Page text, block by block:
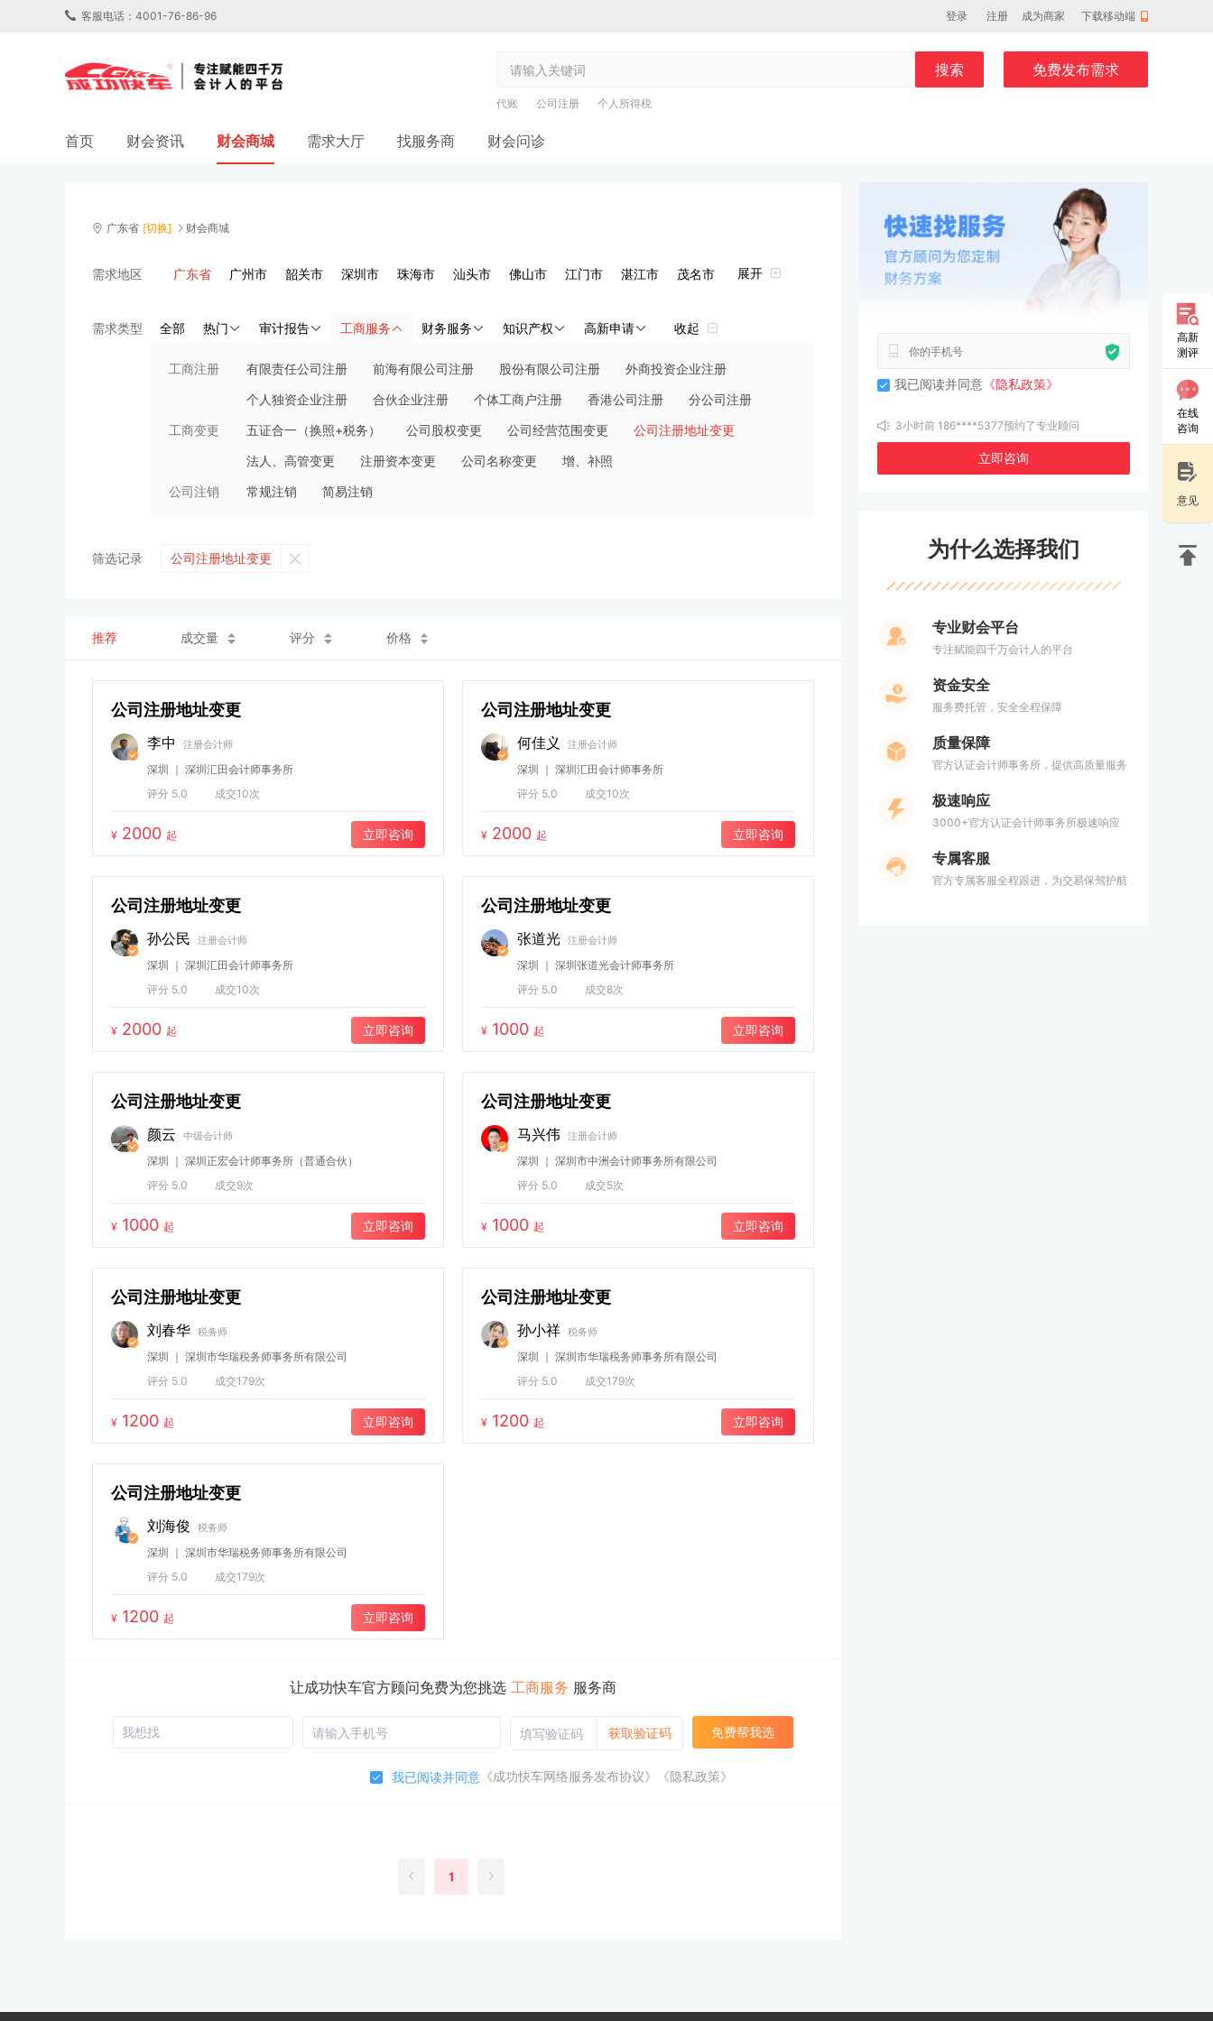
客服电话：4001-76-86-96 登录 注册 成为商家 下载移动端
搜索 免费发布需求
代账 公司注册 个人所得税
首页 财会资讯 财会商城 需求大厅 找服务商 财会问诊
财会商城
需求地区 广东省 广州市 韶关市 深圳市 珠海市 汕头市 佛山市 江门市 湛江市
茂名市
揭阳市
云浮市
展开
需求类型 全部 热门 审计报告 工商服务 财务服务 知识产权 高新申请 收起
工商注册 有限责任公司注册 前海有限公司注册 股份有限公司注册
外商投资企业注册
个人独资企业注册
合伙企业注册 个体工商户注册 香港公司注册
分公司注册
工商变更
五证合一（换照+税务） 公司股权变更 公司经营范围变更
公司注册地址变更
法人、高管变更
注册资本变更 公司名称变更
增、补照
公司注销
常规注销 简易注销
筛选记录 公司注册地址变更
推荐 成交量 评分 价格
公司注册地址变更
李中 注册会计师
深圳 ｜ 深圳汇田会计师事务所
评分 5.0
成交10次
¥ 2000 起 立即咨询
公司注册地址变更
何佳义 注册会计师
深圳 ｜ 深圳汇田会计师事务所
评分 5.0
成交10次
¥ 2000 起 立即咨询
公司注册地址变更
孙公民 注册会计师
深圳 ｜ 深圳汇田会计师事务所
评分 5.0
成交10次
¥ 2000 起 立即咨询
公司注册地址变更
张道光 注册会计师
深圳 ｜ 深圳张道光会计师事务所
评分 5.0
成交8次
¥ 1000 起 立即咨询
公司注册地址变更
颜云 中级会计师
深圳 ｜ 深圳正宏会计师事务所（普通合伙）
评分 5.0
成交9次
¥ 1000 起 立即咨询
公司注册地址变更
马兴伟 注册会计师
深圳 ｜ 深圳市中洲会计师事务所有限公司
评分 5.0
成交5次
¥ 1000 起 立即咨询
公司注册地址变更
刘春华 税务师
深圳 ｜ 深圳市华瑞税务师事务所有限公司
评分 5.0
成交179次
¥ 1200 起 立即咨询
公司注册地址变更
孙小祥 税务师
深圳 ｜ 深圳市华瑞税务师事务所有限公司
评分 5.0
成交179次
¥ 1200 起 立即咨询
公司注册地址变更
刘海俊 税务师
深圳 ｜ 深圳市华瑞税务师事务所有限公司
评分 5.0
成交179次
¥ 1200 起 立即咨询
让成功快车官方顾问免费为您挑选 工商服务 服务商
我想找 获取验证码 免费帮我选
我已阅读并同意 《成功快车网络服务发布协议》 《隐私政策》
1
我已阅读并同意 《隐私政策》
3小时前 133****3853预约了专业顾问
3小时前 180****0364预约了专业顾问
3小时前 186****5377预约了专业顾问
3小时前 199****0019预约了专业顾问
3小时前 158****3422预约了专业顾问
3小时前 131****8139预约了专业顾问
3小时前 159****6294预约了专业顾问
3小时前 159****6292预约了专业顾问
3小时前 159****2237预约了专业顾问
3小时前 131****6847预约了专业顾问
3小时前 135****5695预约了专业顾问
3小时前 159****6350预约了专业顾问
3小时前 152****0971预约了专业顾问
3小时前 137****9870预约了专业顾问
立即咨询
为什么选择我们
专业财会平台
专注赋能四千万会计人的平台
资金安全
服务费托管，安全全程保障
质量保障
官方认证会计师事务所，提供高质量服务
极速响应
3000+官方认证会计师事务所极速响应
专属客服
官方专属客服全程跟进，为交易保驾护航
高新
测评
在线
咨询
意见